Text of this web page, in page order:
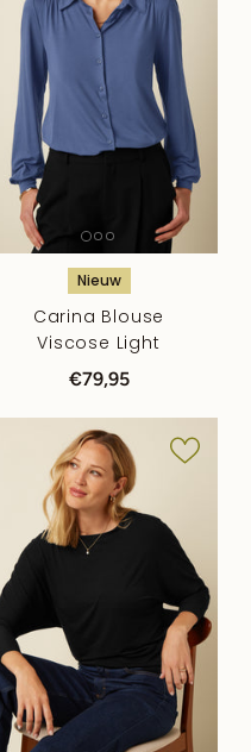
Nieuw
Carina Blouse
Viscose Light
€79,95